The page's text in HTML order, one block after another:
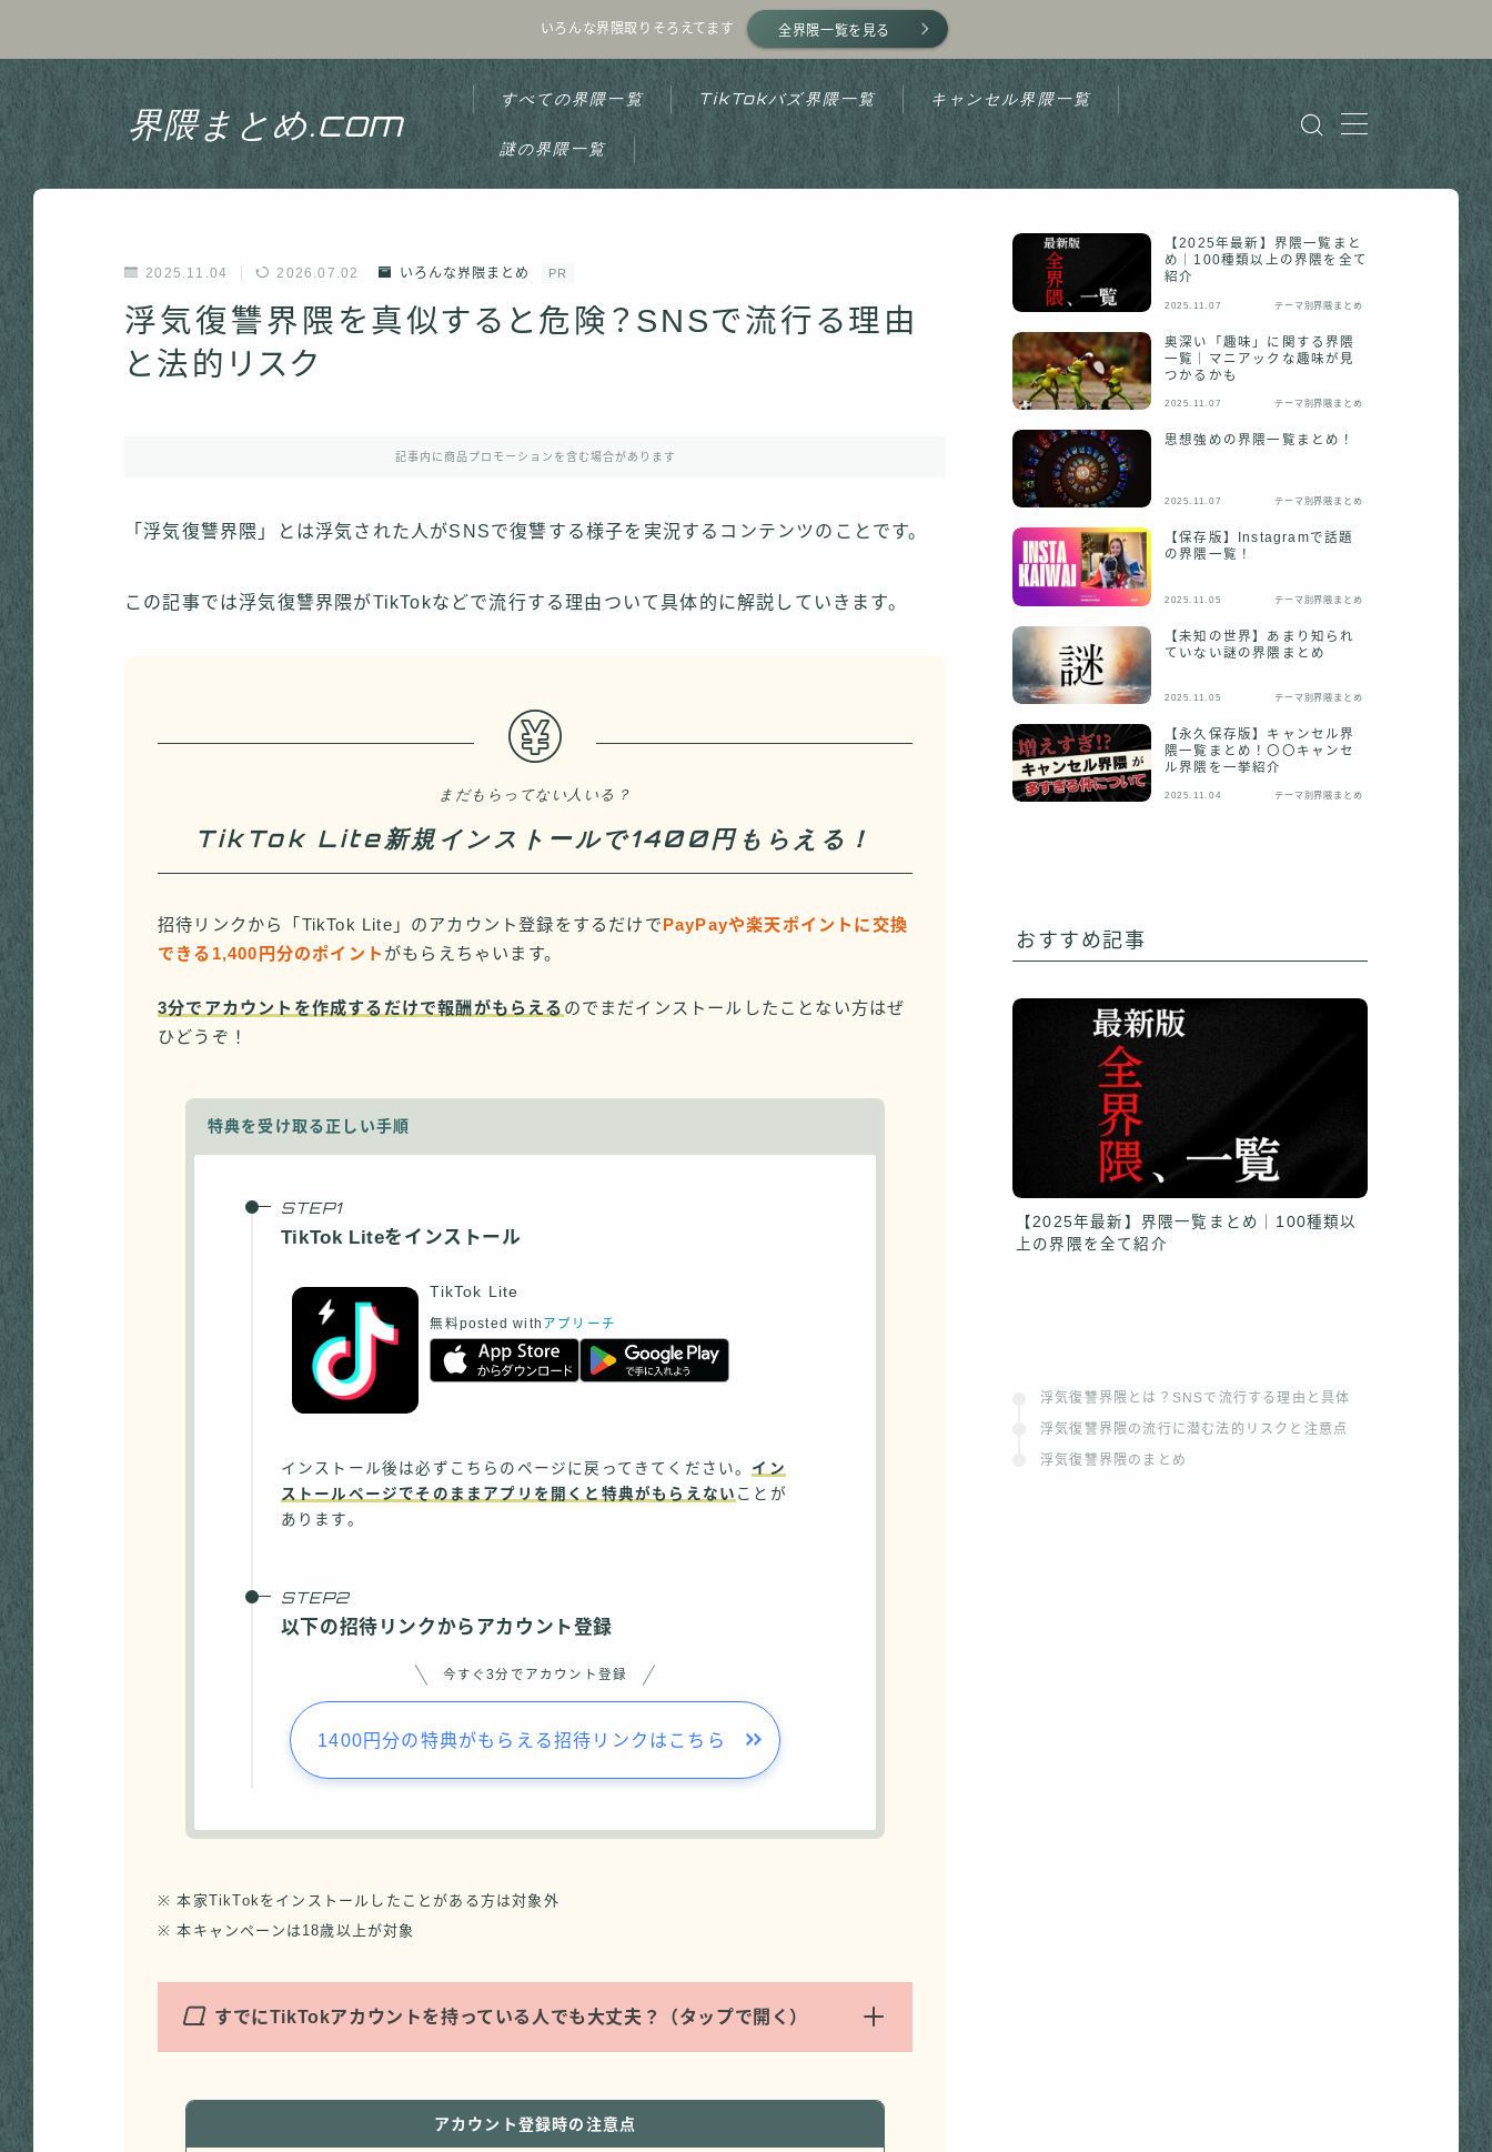
いろんな界隈取りそろえてます 全界隈一覧を見る
界隈まとめ.com
すべての界隈一覧 TikTokバズ界隈一覧 キャンセル界隈一覧
謎の界隈一覧
2025.11.04 2026.07.02 いろんな界隈まとめ PR
浮気復讐界隈を真似すると危険？SNSで流行る理由
と法的リスク
記事内に商品プロモーションを含む場合があります
「浮気復讐界隈」とは浮気された人がSNSで復讐する様子を実況するコンテンツのことです。
この記事では浮気復讐界隈がTikTokなどで流行する理由ついて具体的に解説していきます。
まだもらってない人いる？
TikTok Lite新規インストールで1400円もらえる！
招待リンクから「TikTok Lite」のアカウント登録をするだけでPayPayや楽天ポイントに交換
できる1,400円分のポイント がもらえちゃいます。
3分でアカウントを作成するだけで報酬がもらえる のでまだインストールしたことない方はぜ
ひどうぞ！
特典を受け取る正しい手順
TikTok Liteをインストール
TikTok Lite
無料posted with アプリーチ
インストール後は必ずこちらのページに戻ってきてください。 イン
ストールページでそのままアプリを開くと特典がもらえない ことが
あります。
以下の招待リンクからアカウント登録
今すぐ3分でアカウント登録
1400円分の特典がもらえる招待リンクはこちら
※ 本家TikTokをインストールしたことがある方は対象外
※ 本キャンペーンは18歳以上が対象
Q すでにTikTokアカウントを持っている人でも大丈夫？（タップで開く）
アカウント登録時の注意点
【2025年最新】界隈一覧まと
め｜100種類以上の界隈を全て
紹介
2025.11.07 テーマ別界隈まとめ
奥深い「趣味」に関する界隈
一覧｜マニアックな趣味が見
つかるかも
2025.11.07 テーマ別界隈まとめ
思想強めの界隈一覧まとめ！
2025.11.07 テーマ別界隈まとめ
【保存版】Instagramで話題
の界隈一覧！
2025.11.05 テーマ別界隈まとめ
【未知の世界】あまり知られ
ていない謎の界隈まとめ
2025.11.05 テーマ別界隈まとめ
【永久保存版】キャンセル界
隈一覧まとめ！〇〇キャンセ
ル界隈を一挙紹介
2025.11.04 テーマ別界隈まとめ
おすすめ記事
【2025年最新】界隈一覧まとめ｜100種類以
上の界隈を全て紹介
浮気復讐界隈とは？SNSで流行する理由と具体
浮気復讐界隈の流行に潜む法的リスクと注意点
浮気復讐界隈のまとめ